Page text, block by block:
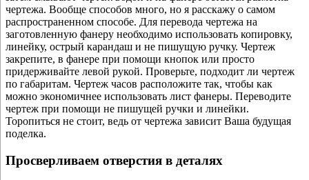
чертежа. Вообще способов много, но я расскажу о самом
распространенном способе. Для перевода чертежа на
заготовленную фанеру необходимо использовать копировку,
линейку, острый карандаш и не пишущую ручку. Чертеж
закрепите, в фанере при помощи кнопок или просто
придерживайте левой рукой. Проверьте, подходит ли чертеж
по габаритам. Чертеж часов расположите так, чтобы как
можно экономичнее использовать лист фанеры. Переводите
чертеж при помощи не пишущей ручки и линейки.
Торопиться не стоит, ведь от чертежа зависит Ваша будущая
поделка.
Просверливаем отверстия в деталях